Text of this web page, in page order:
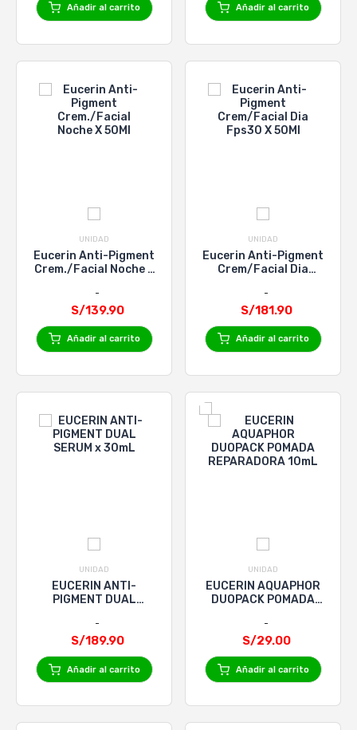
Añadir al carrito Añadir al carrito
UNIDAD
Eucerin Anti-Pigment
Crem./Facial Noche X
S/139.90
Añadir al carrito
UNIDAD
Eucerin Anti-Pigment
Crem/Facial Dia
S/181.90
Añadir al carrito
UNIDAD
EUCERIN ANTI-
PIGMENT DUAL
S/189.90
Añadir al carrito
UNIDAD
EUCERIN AQUAPHOR
DUOPACK POMADA
S/29.00
Añadir al carrito